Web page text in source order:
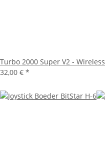
Turbo 2000 Super V2 -
32,00 € *